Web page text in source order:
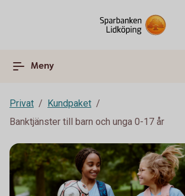
Meny
Privat
Kundpaket
Banktjänster till barn och unga 0-17 år